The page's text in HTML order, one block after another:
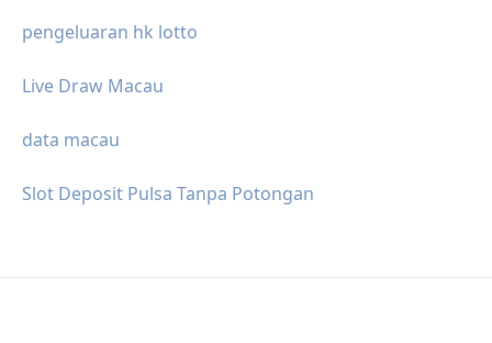
pengeluaran hk lotto
Live Draw Macau
data macau
Slot Deposit Pulsa Tanpa Potongan